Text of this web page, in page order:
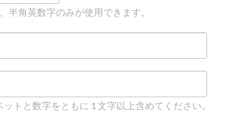
半角英数字のみが使用できます。
トと数字をともに 1 文字以上含めてください。